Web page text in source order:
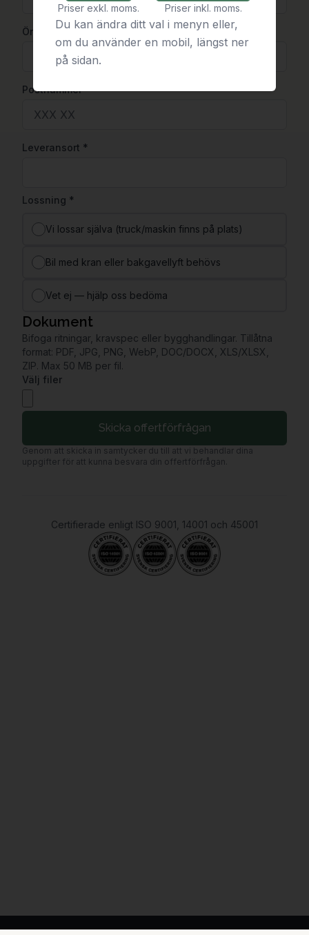
Önskar offert senast
Postnummer*
Leveransort *
Lossning *
Vi lossar själva (truck/maskin finns på plats)
Bil med kran eller bakgavellyft behövs
Vet ej — hjälp oss bedöma
Dokument
Bifoga ritningar, kravspec eller bygghandlingar. Tillåtna
format: PDF, JPG, PNG, WebP, DOC/DOCX, XLS/XLSX,
ZIP. Max 50 MB per fil.
Välj filer
Skicka offertförfrågan
Genom att skicka in samtycker du till att vi behandlar dina
uppgifter för att kunna besvara din offertförfrågan.
Certifierade enligt ISO 9001, 14001 och 45001
Priser exkl. moms. Priser inkl. moms.
Du kan ändra ditt val i menyn eller,
om du använder en mobil, längst ner
på sidan.